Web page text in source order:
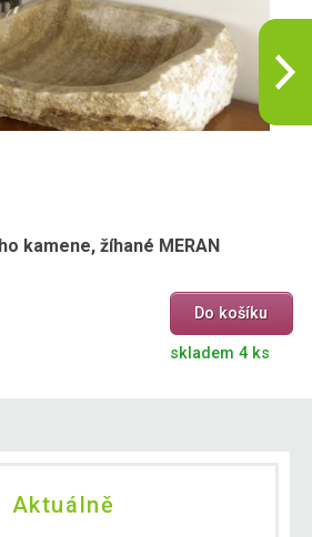
kamene, žíhané MERAN
Do košíku
skladem 4 ks
Aktuálně